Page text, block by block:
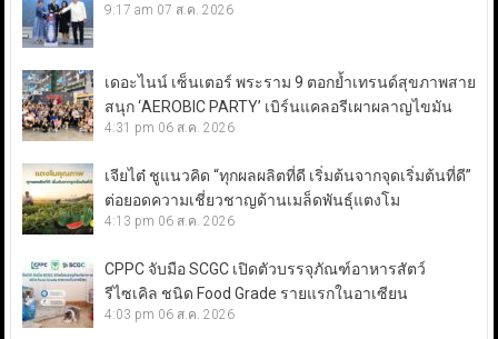
9:17 am 07 ส.ค. 2026
เดอะไนน์ เซ็นเตอร์ พระราม 9 ตอกย้ำเทรนด์สุขภาพสาย
สนุก ‘AEROBIC PARTY’ เบิร์นแคลอรีเผาผลาญไขมัน
4:31 pm 06 ส.ค. 2026
เจียไต๋ ชูแนวคิด “ทุกผลผลิตที่ดี เริ่มต้นจากจุดเริ่มต้นที่ดี”
ต่อยอดความเชี่ยวชาญด้านเมล็ดพันธุ์แตงโม
4:13 pm 06 ส.ค. 2026
CPPC จับมือ SCGC เปิดตัวบรรจุภัณฑ์อาหารสัตว์
รีไซเคิล ชนิด Food Grade รายแรกในอาเซียน
4:03 pm 06 ส.ค. 2026